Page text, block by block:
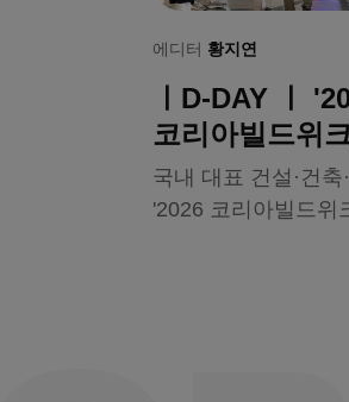
에디터 황지연
ㅣD-DAY ㅣ
코리아빌드위
600개사 1,900
국내 대표 건설·건축
'2026 코리아빌드위
문을 열었다. ㈜메